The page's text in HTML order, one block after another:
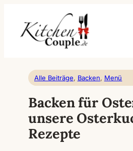
springen
Alle Beiträge, Backen, Menü
Backen für
unsere
Rezepte